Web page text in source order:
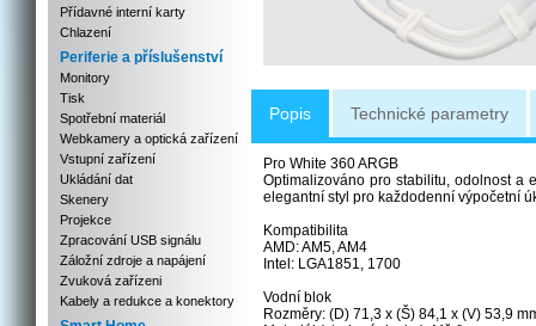
Přídavné interní karty
Chlazení
Periferie a příslušenství
Monitory
Tisk
Spotřební materiál
Webkamery a optická zařízení
Vstupní zařízení
Ukládání dat
Skenery
Projekce
Zpracování USB signálu
Záložní zdroje a napájení
Zvuková zařízeni
Kabely a redukce a konektory
Popis Technické parametry
Pro White 360 ARGB
Optimalizováno pro stabilitu, odolnost a
elegantní styl pro každodenní výpočetní
Kompatibilita
AMD: AM5, AM4
Intel: LGA1851, 1700
Vodní blok
Rozměry: (D) 71,3 x (Š) 84,1 x (V) 53,9